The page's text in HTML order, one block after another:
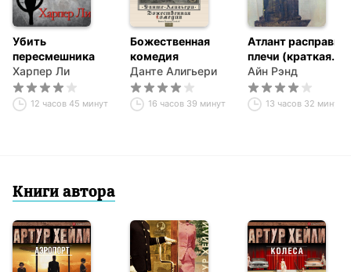
Убить
пересмешника
Харпер Ли
12 часов 45 минут
Божественная
комедия
Данте Алигьери
16 часов 39 минут
Атлант расправил
плечи (краткая
версия)
Айн Рэнд
13 часов 32 минуты
Книги автора